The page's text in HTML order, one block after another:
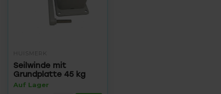
HUISMERK
Seilwinde mit
Grundplatte 45 kg
Auf Lager